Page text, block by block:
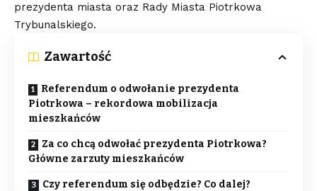
prezydenta miasta oraz Rady Miasta Piotrkowa
Trybunalskiego.
Zawartość
Referendum o odwołanie prezydenta
Piotrkowa – rekordowa mobilizacja
mieszkańców
Za co chcą odwołać prezydenta Piotrkowa?
Główne zarzuty mieszkańców
Czy referendum się odbędzie? Co dalej?